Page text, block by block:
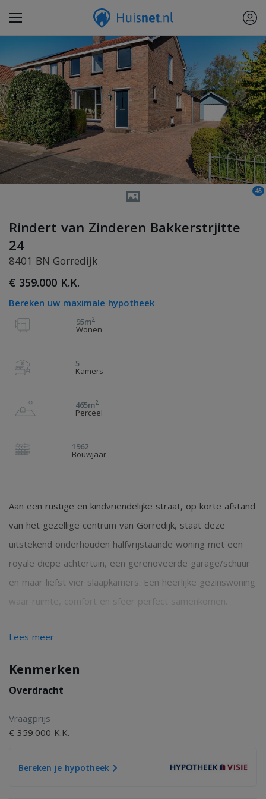
45
Rindert van Zinderen Bakkerstrjitte
24
8401 BN Gorredijk
€ 359.000 K.K.
Bereken uw maximale hypotheek
95m2
Wonen
5
Kamers
465m2
Perceel
1962
Bouwjaar
Aan een rustige en kindvriendelijke straat, op korte afstand
van het gezellige centrum van Gorredijk, staat deze
uitstekend onderhouden halfvrijstaande woning met een
royale diepe achtertuin, een gerenoveerde garage/schuur
en maar liefst vier slaapkamers. Een heerlijke gezinswoning
waar ruimte, comfort en sfeer perfect samenkomen.
De woning ligt op een fijne locatie met diverse
supermarkten, scholen, sportverenigingen en
horecagelegenheden bevinden zich op korte afstand.
Daarnaast is er een speeltuintje nabij de woning en staat
de omgeving bekend om haar groene karakter met mooie
plek voor gezinnen en liefhebbers van rustig wonen met
Lees meer
Kenmerken
Overdracht
Vraagprijs
€ 359.000 K.K.
Bereken je hypotheek